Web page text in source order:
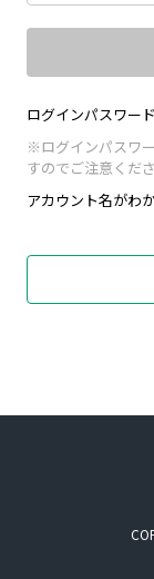
ログインパスワー
※ログインパスワ
すのでご注意くださ
アカウント名がわ